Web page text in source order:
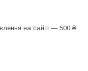
на сайті — 500 ₴